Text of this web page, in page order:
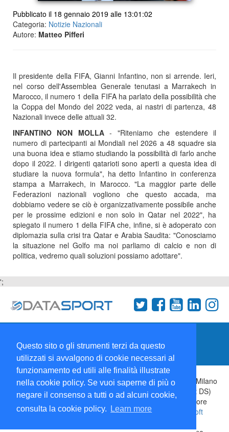
Questo sito o gli strumenti terzi da questo
utilizzati si avvalgono di cookie necessari al
funzionamento ed utili alle finalità illustrate
nella cookie policy. Se vuoi saperne di più o
negare il consenso a tutti o ad alcuni cookie,
consulta la cookie policy.
Learn more
Pubblicato il 18 gennaio 2019 alle 13:01:02
Categoria: Notizie Nazionali
Autore: Matteo Pifferi
Il presidente della FIFA, Gianni Infantino, non si arrende. Ieri,
nel corso dell'Assemblea Generale tenutasi a Marrakech in
Marocco, il numero 1 della FIFA ha parlato della possibilità che
la Coppa del Mondo del 2022 veda, ai nastri di partenza, 48
Nazionali invece delle attuali 32.
INFANTINO NON MOLLA- "Riteniamo che estendere il
numero di partecipanti ai Mondiali nel 2026 a 48 squadre sia
una buona idea e stiamo studiando la possibilità di farlo anche
dopo il 2022. I dirigenti qatarioti sono aperti a questa idea di
studiare la nuova formula", ha detto Infantino in conferenza
stampa a Marrakech, in Marocco. "La maggior parte delle
Federazioni nazionali vogliono che questo accada, ma
dobbiamo vedere se ciò è organizzativamente possibile anche
per le prossime edizioni e non solo in Qatar nel 2022", ha
spiegato il numero 1 della FIFA che, infine, si è adoperato con
diplomazia sulla crisi tra Qatar e Arabia Saudita: "Conosciamo
la situazione nel Golfo ma noi parliamo di calcio e non di
politica, vedremo quali soluzioni possiamo adottare".
';
Collabora con noi
Copyright 1995-2026 © Wise Srl Via Palmanova 8 20132 Milano
Italia - P. IVA 09072090963 | ISSN: 2499-2925 (DataSport DS)
Informazioni e richieste di pubblicità:
| Direttore
Responsabile:Sergio Angelo Chiesa| Developed By:
P-Soft